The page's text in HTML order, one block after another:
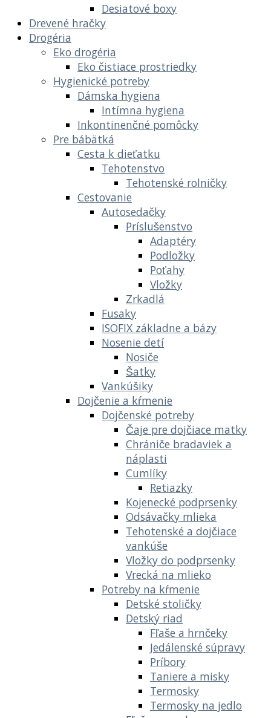
Desiatové boxy
Drevené hračky
Drogéria
Eko drogéria
Eko čistiace prostriedky
Hygienické potreby
Dámska hygiena
Intímna hygiena
Inkontinenčné pomôcky
Pre bábätká
Cesta k dieťatku
Tehotenstvo
Tehotenské rolničky
Cestovanie
Autosedačky
Príslušenstvo
Adaptéry
Podložky
Poťahy
Vložky
Zrkadlá
Fusaky
ISOFIX základne a bázy
Nosenie detí
Nosiče
Šatky
Vankúšiky
Dojčenie a kŕmenie
Dojčenské potreby
Čaje pre dojčiace matky
Chrániče bradaviek a
náplasti
Cumlíky
Retiazky
Kojenecké podprsenky
Odsávačky mlieka
Tehotenské a dojčiace
vankúše
Vložky do podprsenky
Vrecká na mlieko
Potreby na kŕmenie
Detské stoličky
Detský riad
Fľaše a hrnčeky
Jedálenské súpravy
Príbory
Taniere a misky
Termosky
Termosky na jedlo